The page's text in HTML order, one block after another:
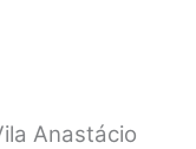
Anastácio